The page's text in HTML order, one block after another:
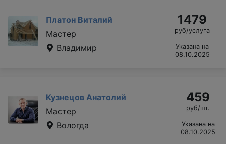
Платон Виталий
Мастер
Владимир
1479
руб/услуга
Указана на
08.10.2025
Кузнецов Анатолий
Мастер
Вологда
459
руб/шт.
Указана на
08.10.2025